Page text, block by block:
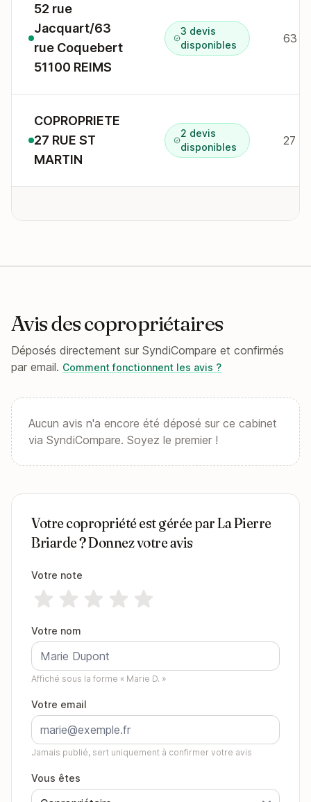
52 rue
Jacquart/63
rue Coquebert
51100 REIMS
3 devis
disponibles
63 r
COPROPRIETE
27 RUE ST
MARTIN
2 devis
disponibles
27 r
Avis des copropriétaires
Déposés directement sur SyndiCompare et confirmés
par email. Comment fonctionnent les avis ?
Aucun avis n'a encore été déposé sur ce cabinet
via SyndiCompare. Soyez le premier !
Votre copropriété est gérée par La Pierre
Briarde ? Donnez votre avis
Votre note
Votre nom
Affiché sous la forme « Marie D. »
Votre email
Jamais publié, sert uniquement à confirmer votre avis
Vous êtes